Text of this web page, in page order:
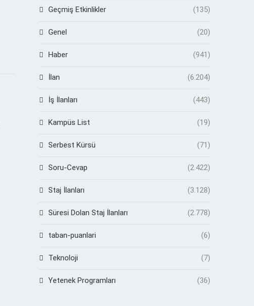
Geçmiş Etkinlikler (135)
Genel (20)
Haber (941)
İlan (6.204)
İş İlanları (443)
Kampüs List (19)
Serbest Kürsü (71)
Soru-Cevap (2.422)
Staj İlanları (3.128)
Süresi Dolan Staj İlanları (2.778)
taban-puanlari (6)
Teknoloji (7)
Yetenek Programları (36)